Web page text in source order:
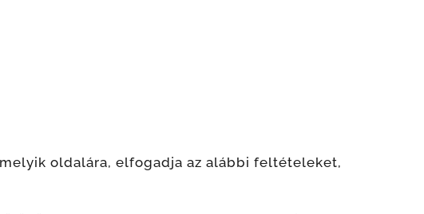
oldalára, elfogadja az alábbi feltételeket,